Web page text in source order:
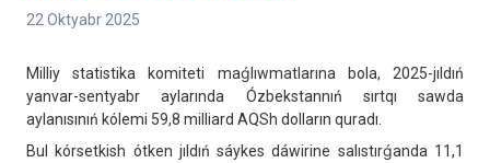
22 Oktyabr 2025
Milliy statistika komiteti maǵlıwmatlarına bola, 2025-jıldıń
yanvar-sentyabr aylarında Ózbekstannıń sırtqı sawda
aylanısınıń kólemi 59,8 milliard AQSh dolların quradı.
Bul kórsetkish ótken jıldıń sáykes dáwirine salıstırǵanda 11,1